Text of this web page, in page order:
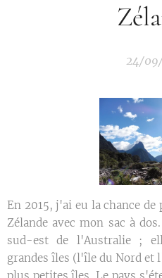
24/
En 2015, j'ai eu la chance
Zélande avec mon sac à
sud-est de l'Australie ;
grandes îles (l'île du Nord et